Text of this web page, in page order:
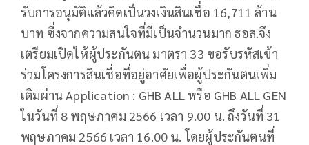
รับการอนุมัติแล้วคิดเป็นวงเงินสินเชื่อ 16,711 ล้าน
บาท ซึ่งจากความสนใจที่มีเป็นจำนวนมาก ธอส.จึง
เตรียมเปิดให้ผู้ประกันตน มาตรา 33 ขอรับรหัสเข้า
ร่วมโครงการสินเชื่อที่อยู่อาศัยเพื่อผู้ประกันตนเพิ่ม
เติมผ่าน Application : GHB ALL หรือ GHB ALL GEN
ในวันที่ 8 พฤษภาคม 2566 เวลา 9.00 น. ถึงวันที่ 31
พฤษภาคม 2566 เวลา 16.00 น. โดยผู้ประกันตนที่